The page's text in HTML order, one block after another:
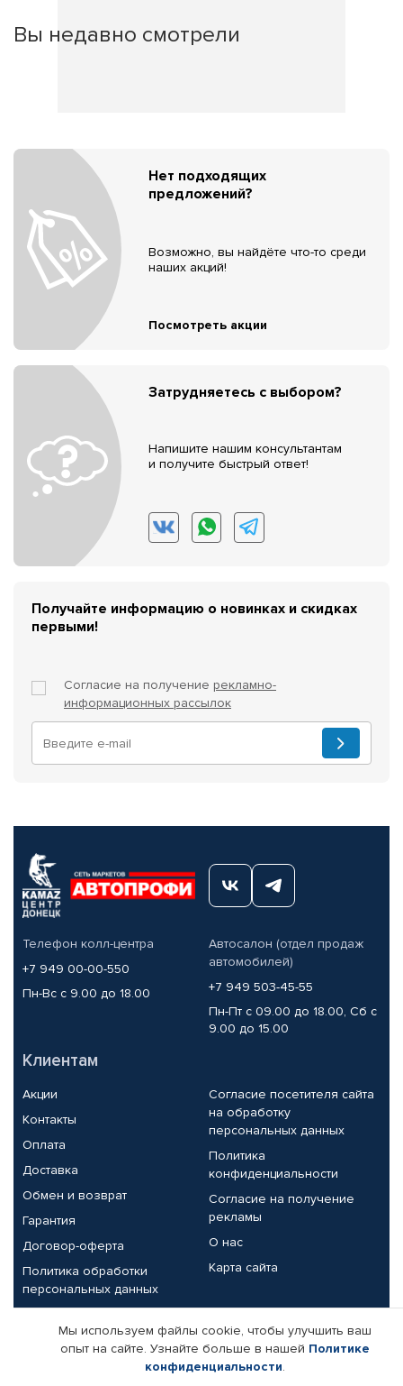
Вы недавно смотрели
Нет подходящих
предложений?
Возможно, вы найдёте что-то среди
наших акций!
Посмотреть акции
Затрудняетесь с выбором?
Напишите нашим консультантам
и получите быстрый ответ!
Получайте информацию о новинках и скидках
первыми!
Согласие на получение рекламно-
информационных рассылок
Телефон колл-центра
+7 949 00-00-550
Пн-Вс с 9.00 до 18.00
Автосалон (отдел продаж
автомобилей)
+7 949 503-45-55
Пн-Пт с 09.00 до 18.00, Сб с
9.00 до 15.00
Клиентам
Акции
Контакты
Оплата
Доставка
Обмен и возврат
Гарантия
Договор-оферта
Политика обработки
персональных данных
Согласие посетителя сайта
на обработку
персональных данных
Политика
конфиденциальности
Согласие на получение
рекламы
О нас
Карта сайта
Партнерам
Корпоративным клиентам
Реквизиты компании
Мы используем файлы cookie, чтобы улучшить ваш
опыт на сайте. Узнайте больше в нашей Политике
конфиденциальности.